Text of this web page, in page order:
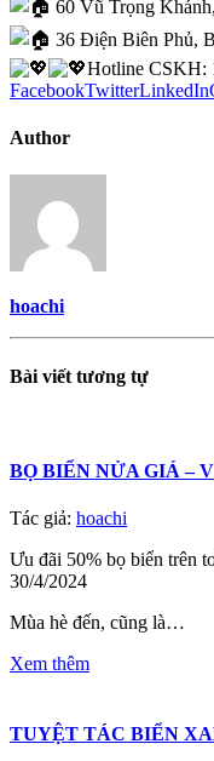
60 Vũ Trọng
36 Điện Biên Phủ,
Hotline CSKH:
FacebookTwitterLinkedIn
Author
hoachi
Bài viết tương tự
BỌ BIỂN NỬA GIÁ –
Tác giả: hoachi
Ưu đãi 50% bọ biển trên
30/4/2024
Mùa hè đến, cũng là…
Xem thêm
TUYỆT TÁC BIỂN